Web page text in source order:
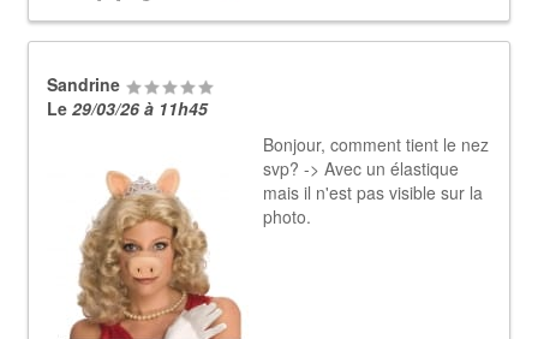
Sandrine
Le 29/03/26 à 11h45
Bonjour, comment tient le nez
svp? -> Avec un élastique
mais il n'est pas visible sur la
photo.